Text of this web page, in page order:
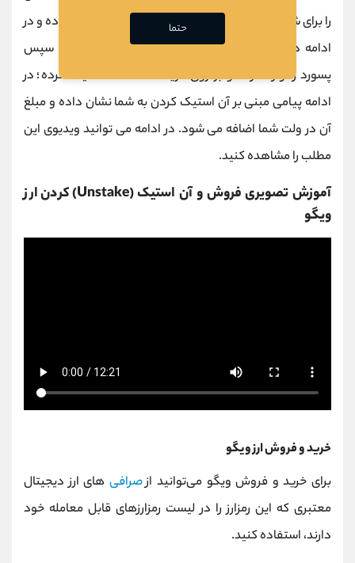
را برای شما نشان می دهد که حالت پیشنهادی، مناسب بوده و در
ادامه دوباره بر روی گزینه "Confirm" کلیک می کنیم. سپس
پسورد را وارد کرده و بر روی گزینه "Confirm" کلیک کرده؛ در
ادامه پیامی مبنی بر آن استیک کردن به شما نشان داده و مبلغ
آن در ولت شما اضافه می شود. در ادامه می توانید ویدیوی این
مطلب را مشاهده کنید.
آموزش تصویری فروش و آن استیک (Unstake) کردن ارز
ویگو
خرید و فروش ارز ویگو
برای خرید و فروش ویگو می‌توانید ازصرافی‌ های ارز دیجیتال
معتبری که این رمزارز را در لیست رمزارزهای قابل معامله خود
دارند، استفاده کنید.
حتما